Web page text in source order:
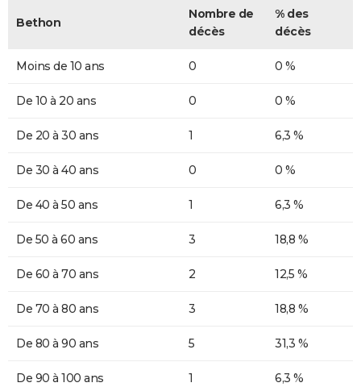
Bethon
Nombre de
décès
% des
décès
Moins de 10 ans 0 0 %
De 10 à 20 ans 0 0 %
De 20 à 30 ans 1 6,3 %
De 30 à 40 ans 0 0 %
De 40 à 50 ans 1 6,3 %
De 50 à 60 ans 3 18,8 %
De 60 à 70 ans 2 12,5 %
De 70 à 80 ans 3 18,8 %
De 80 à 90 ans 5 31,3 %
De 90 à 100 ans 1 6,3 %